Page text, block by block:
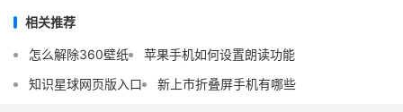
相关推荐
怎么解除360壁纸
苹果手机如何设置朗读功能
知识星球网页版入口
新上市折叠屏手机有哪些